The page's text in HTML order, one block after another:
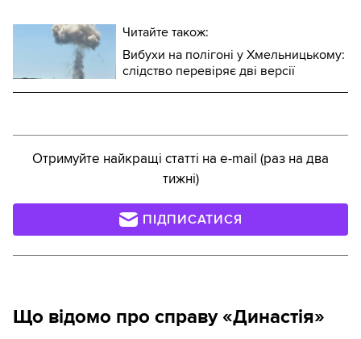
Читайте також:
Вибухи на полігоні у Хмельницькому:
слідство перевіряє дві версії
Отримуйте найкращі статті на e-mail (раз на два
тижні)
ПІДПИСАТИСЯ
Що відомо про справу «Династія»